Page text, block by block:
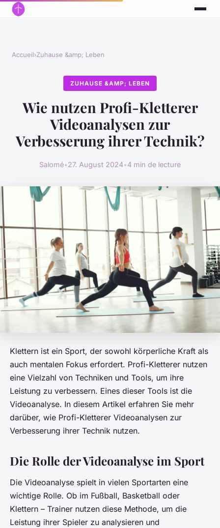
Accueil›Zuhause &amp; Leben
ZUHAUSE &AMP; LEBEN
Wie nutzen Profi-Kletterer
Videoanalysen zur
Verbesserung ihrer Technik?
Salomé•27. August 2024•4 min de lecture
Klettern ist ein Sport, der sowohl körperliche Kraft als
auch mentalen Fokus erfordert. Profi-Kletterer nutzen
eine Vielzahl von Techniken und Tools, um ihre
Leistung zu verbessern. Eines dieser Tools ist die
Videoanalyse. In diesem Artikel erfahren Sie mehr
darüber, wie Profi-Kletterer Videoanalysen zur
Verbesserung ihrer Technik nutzen.
Die Rolle der Videoanalyse im Sport
Die Videoanalyse spielt in vielen Sportarten eine
wichtige Rolle. Ob im Fußball, Basketball oder
Klettern – Trainer nutzen diese Methode, um die
Leistung ihrer Spieler zu analysieren und